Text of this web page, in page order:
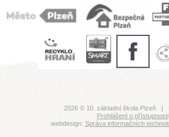
2026 © 10. základní škola Plzeň |
Prohlášení o přístupnosti
webdesign: Správa informačních